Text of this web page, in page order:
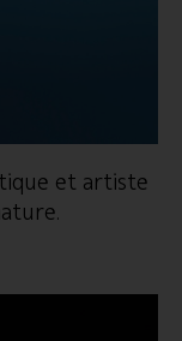
et artiste